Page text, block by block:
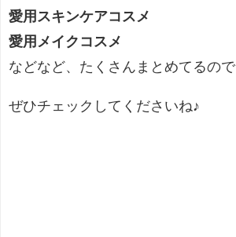
愛用スキンケアコスメ
愛用メイクコスメ
などなど、たくさんまとめてるので
ぜひチェックしてくださいね♪